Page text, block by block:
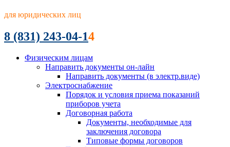
для юридических лиц
8 (831) 243-04-14
Физическим лицам
Направить документы он-лайн
Направить документы (в электр.виде)
Электроснабжение
Порядок и условия приема показаний
приборов учета
Договорная работа
Документы, необходимые для
заключения договора
Типовые формы договоров